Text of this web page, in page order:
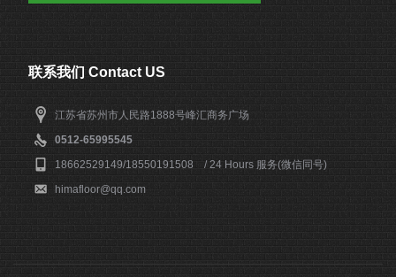
联系我们 Contact US
江苏省苏州市人民路1888号峰汇商务广场
0512-65995545
18662529149/18550191508 / 24 Hours 服务(微信同号)
himafloor@qq.com